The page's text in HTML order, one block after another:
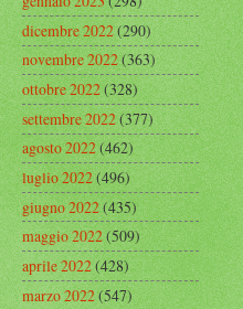
dicembre 2022(290)
novembre 2022(363)
ottobre 2022(328)
settembre 2022(377)
agosto 2022(462)
luglio 2022(496)
giugno 2022(435)
maggio 2022(509)
aprile 2022(428)
marzo 2022(547)